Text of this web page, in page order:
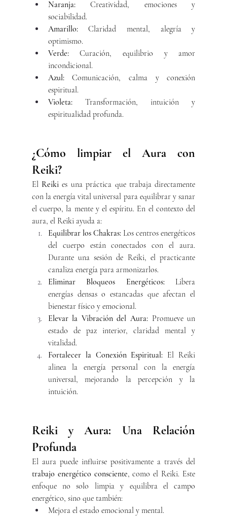
Naranja: Creatividad, emociones y
sociabilidad.
Amarillo: Claridad mental, alegría y
optimismo.
Verde: Curación, equilibrio y amor
incondicional.
Azul: Comunicación, calma y conexión
espiritual.
Violeta: Transformación, intuición y
espiritualidad profunda.
¿Cómo limpiar el Aura con
Reiki?
El Reiki es una práctica que trabaja directamente
con la energía vital universal para equilibrar y sanar
el cuerpo, la mente y el espíritu. En el contexto del
aura, el Reiki ayuda a:
Equilibrar los Chakras: Los centros energéticos
del cuerpo están conectados con el aura.
Durante una sesión de Reiki, el practicante
canaliza energía para armonizarlos.
Eliminar Bloqueos Energéticos: Libera
energías densas o estancadas que afectan el
bienestar físico y emocional.
Elevar la Vibración del Aura: Promueve un
estado de paz interior, claridad mental y
vitalidad.
Fortalecer la Conexión Espiritual: El Reiki
alinea la energía personal con la energía
universal, mejorando la percepción y la
intuición.
Reiki y Aura: Una Relación
Profunda
trabajo energético consciente, como el Reiki. Este
enfoque no solo limpia y equilibra el campo
energético, sino que también:
Mejora el estado emocional y mental.